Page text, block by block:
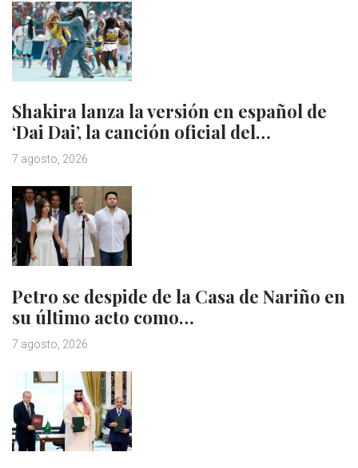
Shakira lanza la versión en español de
‘Dai Dai’, la canción oficial del…
7 agosto, 2026
Petro se despide de la Casa de Nariño en
su último acto como…
7 agosto, 2026